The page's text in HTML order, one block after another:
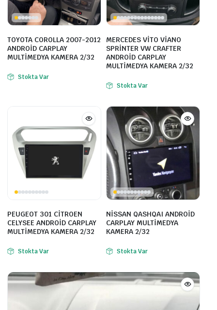
TOYOTA COROLLA 2007-2012
ANDROİD CARPLAY
MULTİMEDYA KAMERA 2/32
Stokta Var
MERCEDES VİTO VİANO
SPRİNTER VW CRAFTER
ANDROİD CARPLAY
MULTİMEDYA KAMERA 2/32
Stokta Var
PEUGEOT 301 CİTROEN
CELYSEE ANDROİD CARPLAY
MULTİMEDYA KAMERA 2/32
Stokta Var
NİSSAN QASHQAI ANDROİD
CARPLAY MULTİMEDYA
KAMERA 2/32
Stokta Var